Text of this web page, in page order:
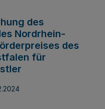
des
Nordrhein-
des
für